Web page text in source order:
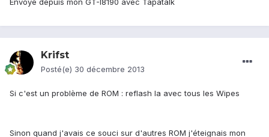
Envoyé depuis mon GT-I8190 avec Tapatalk
Krifst
Posté(e) 30 décembre 2013
Si c'est un problème de ROM : reflash la avec tous les Wipes
Sinon quand j'avais ce souci sur d'autres ROM j'éteignais mon